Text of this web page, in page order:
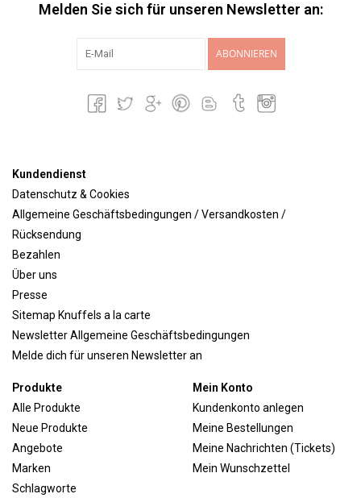
Melden Sie sich für unseren Newsletter an:
ABONNIEREN
Kundendienst
Datenschutz & Cookies
Allgemeine Geschäftsbedingungen / Versandkosten /
Rücksendung
Bezahlen
Über uns
Presse
Sitemap Knuffels a la carte
Newsletter Allgemeine Geschäftsbedingungen
Melde dich für unseren Newsletter an
Produkte
Alle Produkte
Neue Produkte
Angebote
Marken
Schlagworte
Mein Konto
Kundenkonto anlegen
Meine Bestellungen
Meine Nachrichten (Tickets)
Mein Wunschzettel